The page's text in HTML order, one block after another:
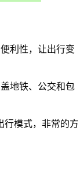
利性，让出行变
地铁、公交和包
行模式，非常的方